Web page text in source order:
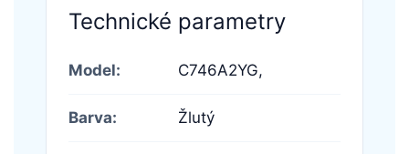
Technické parametry
Model: C746A2YG,
Barva: Žlutý